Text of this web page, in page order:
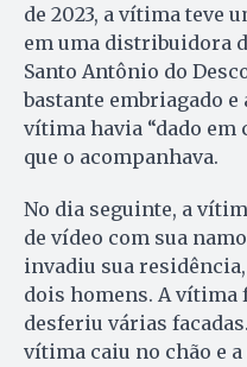
de 2023, a vítima teve
em uma distribuidora
Santo Antônio do
bastante embriagado e
vítima havia “dado em
que o acompanhava.
No dia seguinte, a
de vídeo com sua
invadiu sua
dois homens. A vítima
desferiu várias
vítima caiu no chão e a